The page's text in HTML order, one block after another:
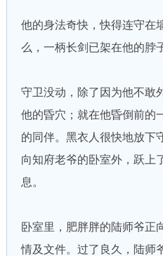
他的身法奇快，快得连守在
么，一柄长剑已架在他的脖
守卫没动，除了因为他不敢
他的昏穴；就在他昏倒前的
的同伴。黑衣人很快地放下
向知府老爷的卧室外，跃上
息。
卧室里，肥胖胖的陆师爷正
情及文件。过了良久，陆师